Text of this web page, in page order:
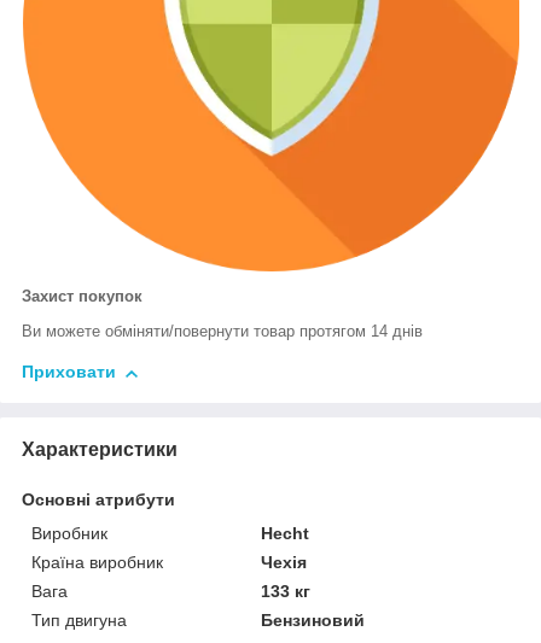
Захист покупок
Ви можете обміняти/повернути товар протягом 14 днів
Приховати
Характеристики
Основні атрибути
Виробник
Hecht
Країна виробник
Чехія
Вага
133 кг
Тип двигуна
Бензиновий